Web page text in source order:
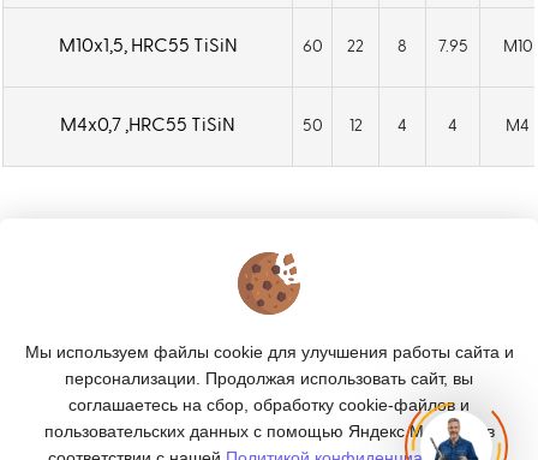
М10х1,5, HRC55 TiSiN 60 22 8 7.95 M10
М4х0,7 ,HRC55 TiSiN 50 12 4 4 M4
КАТАЛОГ
ПОДПИСКА
Мы используем файлы cookie для улучшения работы сайта и
персонализации. Продолжая использовать сайт, вы
соглашаетесь на сбор, обработку cookie-файлов и
пользовательских данных с помощью Яндекс.Метрика, в